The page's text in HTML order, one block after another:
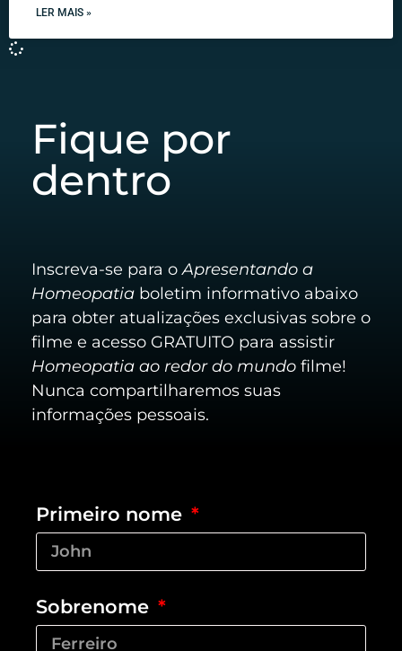
LER MAIS »
Fique por
dentro
Inscreva-se para oApresentando a
Homeopatia boletim informativo abaixo
para obter atualizações exclusivas sobre o
filme e acesso GRATUITO para assistir
Homeopatia ao redor do mundo filme!
Nunca compartilharemos suas
informações pessoais.
Primeiro nome
Sobrenome